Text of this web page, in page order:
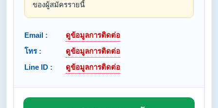
ของผู้สมัครรายนี้
Email :
ดูข้อมูลการติดต่อ
โทร :
ดูข้อมูลการติดต่อ
Line ID :
ดูข้อมูลการติดต่อ